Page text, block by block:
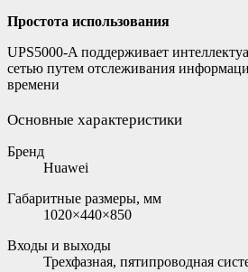
Простота использования
UPS5000-A поддерживает
сетью путем отслеживания
времени
Основные характеристики
Бренд
Huawei
Габаритные размеры, мм
1020×440×850
Входы и выходы
Трехфазная, пятипроводная